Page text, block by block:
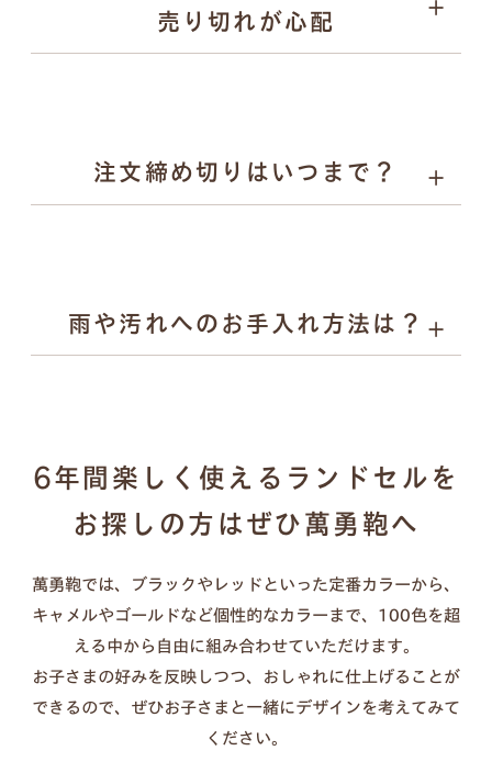
お子様の背中を支えます。
Rire（リル）：やさしい彩りとかわいらしさを、自然体
売り切れが心配
注文締め切りはいつまで？
雨や汚れへのお手入れ方法は？
い場所で陰干し
汚れた場合：固く絞った布で優しく拭く（洗剤・クリー
長持ちのコツ：カバーを外して通気させる、濡れたまま
放置しない
傷が気になる時：透明カバーの併用もおすすめ
6年間楽しく使えるランドセルを
お探しの方はぜひ萬勇鞄へ
萬勇鞄では、ブラックやレッドといった定番カラーから、
キャメルやゴールドなど個性的なカラーまで、100色を超
える中から自由に組み合わせていただけます。
お子さまの好みを反映しつつ、おしゃれに仕上げることが
できるので、ぜひお子さまと一緒にデザインを考えてみて
ください。